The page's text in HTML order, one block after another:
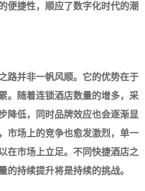
便捷性，顺应了数字化时代的潮
路并非一帆风顺。它的优势在于
。随着连锁酒店数量的增多，采
降低，同时品牌效应也会逐渐显
市场上的竞争也愈发激烈，单一
在市场上立足。不同快捷酒店之
的持续提升将是持续的挑战。